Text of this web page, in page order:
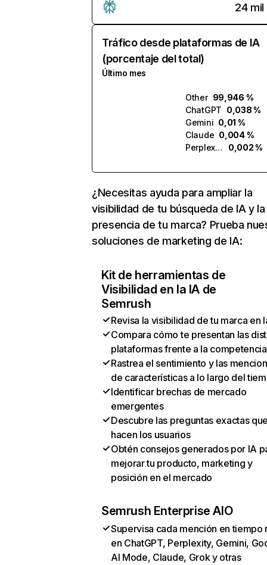
24 mil
Tráfico desde plataformas de IA
(porcentaje del total)
Último mes
Other 99,946 %
ChatGPT 0,038 %
Gemini 0,01 %
Claude 0,004 %
Perplexity
0,002 %
¿Necesitas ayuda para ampliar la
visibilidad de tu búsqueda de IA y la
presencia de tu marca? Prueba
soluciones de marketing de IA:
Kit de herramientas de
Visibilidad en la IA de
Semrush
Revisa la visibilidad de tu marca en
Compara cómo te presentan las
plataformas frente a la competencia
Rastrea el sentimiento y las
de características a lo largo del
Identificar brechas de mercado
emergentes
Descubre las preguntas exactas
hacen los usuarios
Obtén consejos generados por IA
mejorar tu producto, marketing y
posición en el mercado
Semrush Enterprise AIO
Supervisa cada mención en tiempo
en ChatGPT, Perplexity, Gemini,
AI Mode, Claude, Grok y otras